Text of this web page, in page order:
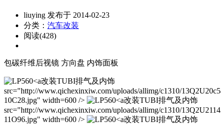
liuying 发布于 2014-02-23
分类： 汽车改装
阅读(428)
包碳纤维后视镜 方向盘 内饰面板
改装TUBI排气及内饰
src="http://www.qichexinxiw.com/uploads/allimg/c1310/
10C28.jpg" width=600 />
改装TUBI排气及内饰
src="http://www.qichexinxiw.com/uploads/allimg/c1310/
11O96.jpg" width=600 />
改装TUBI排气及内饰